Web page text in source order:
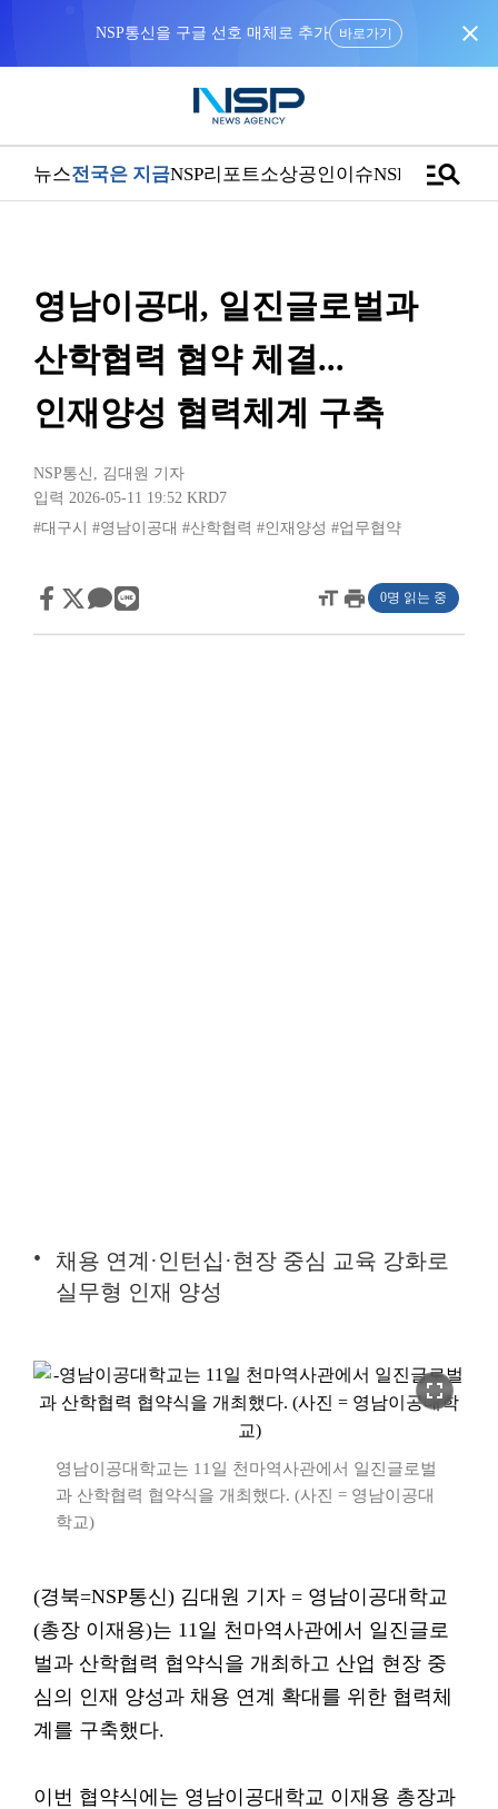
NSP통신을 구글 선호 매체로 추가 바로가기 close
뉴스전국은 지금NSP리포트소상공인이슈NSPTVmanage_search
영남이공대, 일진글로벌과
산학협력 협약 체결...
인재양성 협력체계 구축
NSP통신 , 김대원 기자
입력 2026-05-11 19:52 KRD7
#대구시
#영남이공대 #산학협력 #인재양성 #업무협약
format_sizeprint 0명 읽는 중
채용 연계·인턴십·현장 중심 교육 강화로
실무형 인재 양성
fullscreen
영남이공대학교는 11일 천마역사관에서 일진글로벌
과 산학협력 협약식을 개최했다. (사진 = 영남이공대
학교)
(경북=NSP통신) 김대원 기자 = 영남이공대학교
(총장 이재용)는 11일 천마역사관에서 일진글로
벌과 산학협력 협약식을 개최하고 산업 현장 중
심의 인재 양성과 채용 연계 확대를 위한 협력체
계를 구축했다.
이번 협약식에는 영남이공대학교 이재용 총장과